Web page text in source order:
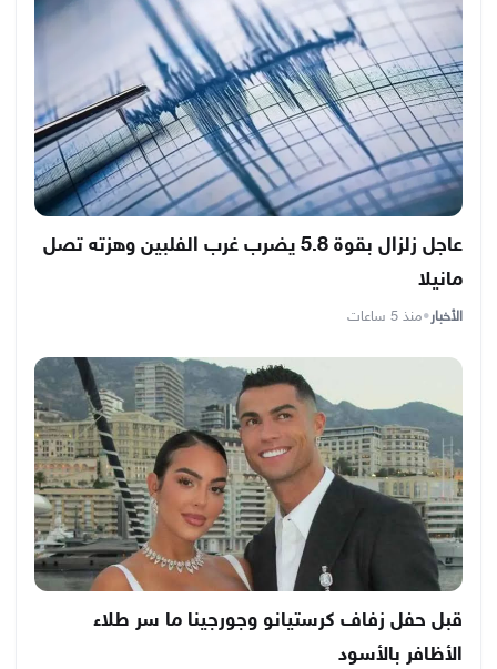
عاجل زلزال بقوة 5.8 يضرب غرب الفلبين وهزته تصل
مانيلا
الأخبار•منذ 5 ساعات
قبل حفل زفاف كرستيانو وجورجينا ما سر طلاء
الأظافر بالأسود